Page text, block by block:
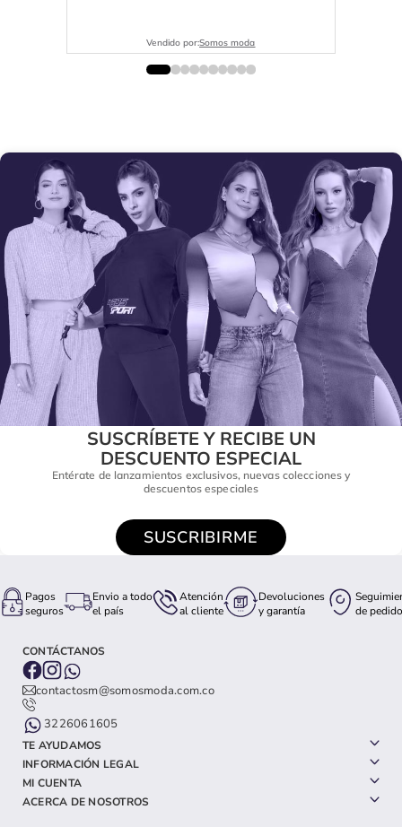
Vendido por:Somos moda
SUSCRÍBETE Y RECIBE UN
DESCUENTO ESPECIAL
Entérate de lanzamientos exclusivos, nuevas colecciones y
descuentos especiales
SUSCRIBIRME
Pagos
seguros
Envio a todo
el país
Atención
al cliente
Devoluciones
y garantía
de pedido
CONTÁCTANOS
contactosm@somosmoda.com.co
3226061605
TE AYUDAMOS
INFORMACIÓN LEGAL
MI CUENTA
ACERCA DE NOSOTROS